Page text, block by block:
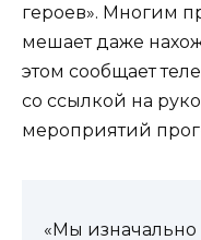
героев». Многим
мешает даже
этом сообщает
со ссылкой на
мероприятий
«Мы